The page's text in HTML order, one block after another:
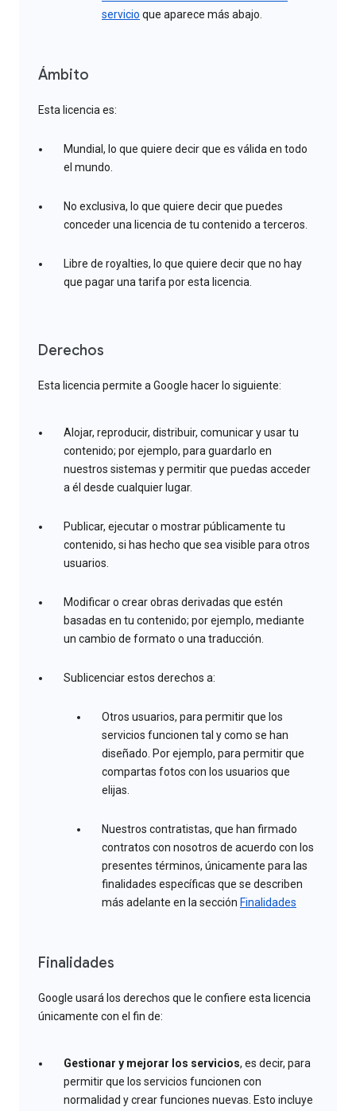
servicio que aparece más abajo.
Ámbito
Esta licencia es:
Mundial, lo que quiere decir que es válida en todo
el mundo.
No exclusiva, lo que quiere decir que puedes
conceder una licencia de tu contenido a terceros.
Libre de royalties, lo que quiere decir que no hay
que pagar una tarifa por esta licencia.
Derechos
Esta licencia permite a Google hacer lo siguiente:
Alojar, reproducir, distribuir, comunicar y usar tu
contenido; por ejemplo, para guardarlo en
nuestros sistemas y permitir que puedas acceder
a él desde cualquier lugar.
Publicar, ejecutar o mostrar públicamente tu
contenido, si has hecho que sea visible para otros
usuarios.
Modificar o crear obras derivadas que estén
basadas en tu contenido; por ejemplo, mediante
un cambio de formato o una traducción.
Sublicenciar estos derechos a:
Otros usuarios, para permitir que los
servicios funcionen tal y como se han
diseñado. Por ejemplo, para permitir que
compartas fotos con los usuarios que
elijas.
Nuestros contratistas, que han firmado
contratos con nosotros de acuerdo con los
presentes términos, únicamente para las
finalidades específicas que se describen
más adelante en la sección Finalidades
Finalidades
Google usará los derechos que le confiere esta licencia
únicamente con el fin de:
Gestionar y mejorar los servicios, es decir, para
permitir que los servicios funcionen con
normalidad y crear funciones nuevas. Esto incluye